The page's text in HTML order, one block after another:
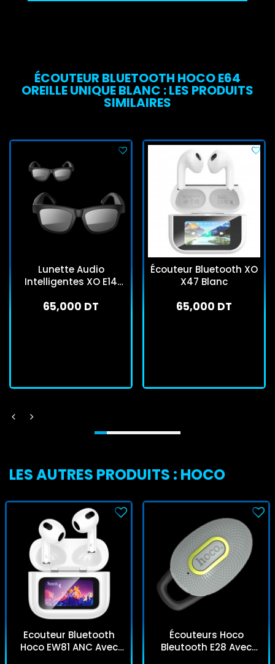
ÉCOUTEUR BLUETOOTH HOCO E64
OREILLE UNIQUE BLANC : LES PRODUITS
SIMILAIRES
Lunette Audio
Intelligentes XO E14
65,000 DT
Écouteur Bluetooth XO
X47 Blanc
65,000 DT
LES AUTRES PRODUITS : HOCO
Ecouteur Bluetooth
Hoco EW81 ANC Avec
Écouteurs Hoco
Bleutooth E28 Avec